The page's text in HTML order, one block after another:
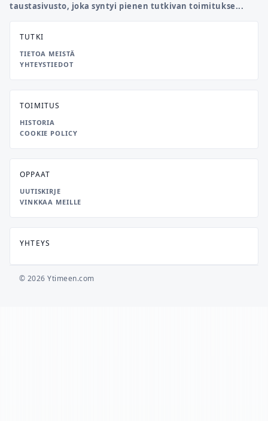
taustasivusto, joka syntyi pienen tutkivan toimitukse...
TUTKI
TIETOA MEISTÄ
YHTEYSTIEDOT
TOIMITUS
HISTORIA
COOKIE POLICY
OPPAAT
UUTISKIRJE
VINKKAA MEILLE
YHTEYS
© 2026 Ytimeen.com